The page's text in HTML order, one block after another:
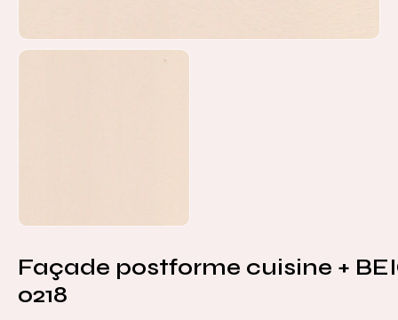
Façade postforme cuisine +
0218